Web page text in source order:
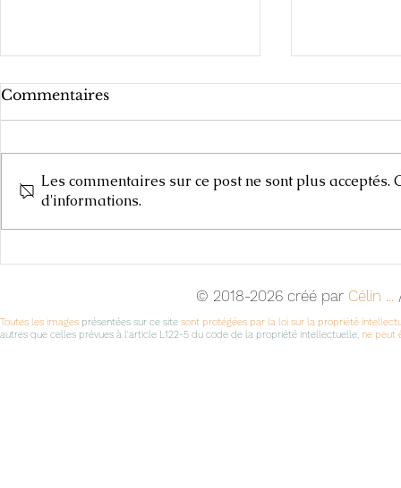
Cours d'Arts Plastiques,
Commentaires
Les commentaires sur ce post ne sont plus
d'informations.
© 2018-2026 créé par Célin ...
Toutes les images présentées sur ce site sont protégées par la loi sur la propriété
autres que celles prévues à l'article L122-5 du code de la propriété intellectuelle, ne peut